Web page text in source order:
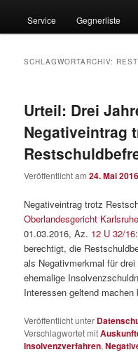
Service Gegnerliste
SCHLAGWORTARCHIV:
Urteil: Drei
Negativeintrag
Veröffentlicht am24. Mai 2016
Negativeintrag trotz
Oberlandesgericht Karlsruhe
01.03.2016, Az. 12 U 32/16
berechtigt, die
als Negativmerkmal für
ehemalige
Interessen geltend
Veröffentlicht unter
Verschlagwortet mit
Insolvenzverfahren,